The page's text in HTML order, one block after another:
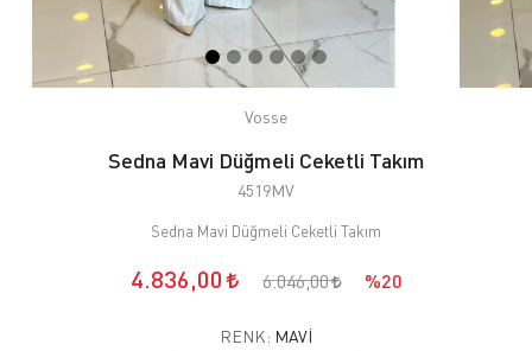
Vosse
Sedna Mavi Düğmeli Ceketli Takım
4519MV
Sedna Mavi Düğmeli Ceketli Takım
4.836,00 6.046,00 %20
RENK: MAVİ